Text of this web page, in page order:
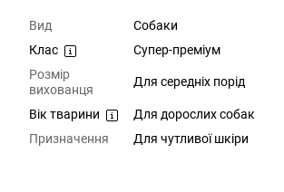
Вид
Cобаки
Клас
Супер-преміум
Розмір
вихованця
Для середніх порід
Вік тварини
Для дорослих собак
Призначення
Для чутливої шкіри